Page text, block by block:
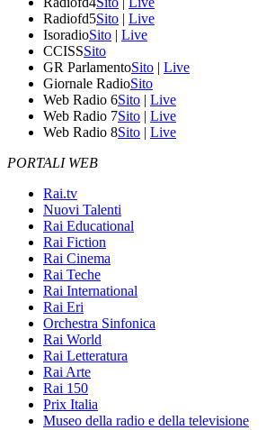
Radiofd5Sito | Live
IsoradioSito | Live
CCISSSito
GR ParlamentoSito | Live
Giornale RadioSito
Web Radio 6Sito | Live
Web Radio 7Sito | Live
Web Radio 8Sito | Live
PORTALI WEB
Rai.tv
Nuovi Talenti
Rai Educational
Rai Fiction
Rai Cinema
Rai Teche
Rai International
Rai Eri
Orchestra Sinfonica
Rai World
Rai Letteratura
Rai Arte
Rai 150
Prix Italia
Museo della radio e della televisione